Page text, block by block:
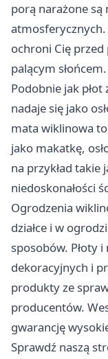
porą narażone są
ochroni Cię
palącym słońcem.
Podobnie jak
nadaje się jako
mata wiklinowa
jako makatkę,
na przykład takie
niedoskonałości
Ogrodzenia
działce i w
sposobów. Płoty
dekoracyjnych i
produkty ze
producentów.
gwarancję
Sprawdź naszą